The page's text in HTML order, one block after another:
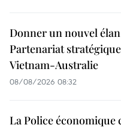
Donner un nouvel
Partenariat
Vietnam-Australie
08/08/2026 08:32
La Police économique